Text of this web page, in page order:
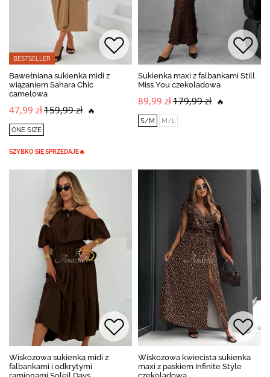
BESTSELLER
Bawełniana sukienka midi z
wiązaniem Sahara Chic
camelowa
47,99 zł159,99 zł 🔥
ONE SIZE
SZYBKO SIĘ SPRZEDAJE🔥
Sukienka maxi z falbankami Still
Miss You czekoladowa
89,99 zł179,99 zł 🔥
S/M M/L
Wiskozowa sukienka midi z
falbankami i odkrytymi
Wiskozowa kwiecista sukienka
maxi z paskiem Infinite Style